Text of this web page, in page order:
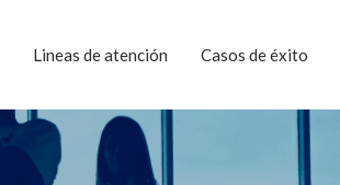
Lineas de atención Casos de éxito